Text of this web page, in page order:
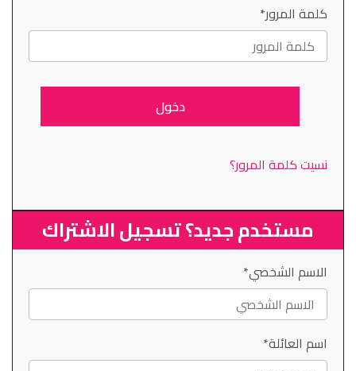
كلمة المرور*
نسيت كلمة المرور؟
مستخدم جديد؟ تسجيل الاشتراك
الاسم الشخصي*
اسم العائلة*